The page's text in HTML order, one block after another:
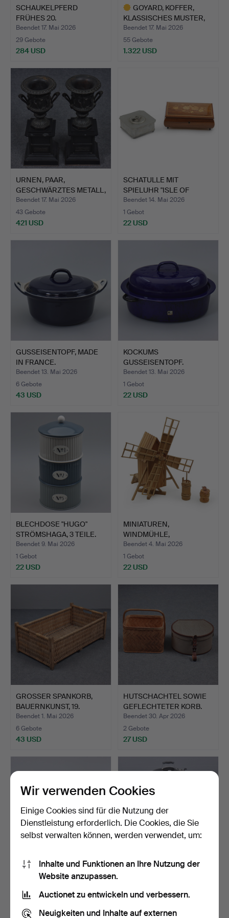
SCHAUKELPFERD
FRÜHES 20.
JAHRHUNDERT, PROV…
Beendet 17. Mai 2026
29 Gebote
284 USD
GOYARD, KOFFER,
KLASSISCHES MUSTER,
MESSIN…
Beendet 17. Mai 2026
55 Gebote
1.322 USD
URNEN, PAAR,
GESCHWÄRZTES METALL,
SOCKEL A…
Beendet 17. Mai 2026
43 Gebote
421 USD
SCHATULLE MIT
SPIELUHR "ISLE OF
CAPRI" ITA…
Beendet 14. Mai 2026
1 Gebot
22 USD
GUSSEISENTOPF, MADE
IN FRANCE.
Beendet 13. Mai 2026
6 Gebote
43 USD
KOCKUMS
GUSSEISENTOPF.
Beendet 13. Mai 2026
1 Gebot
22 USD
BLECHDOSE "HUGO"
STRÖMSHAGA, 3 TEILE.
Beendet 9. Mai 2026
1 Gebot
22 USD
MINIATUREN,
WINDMÜHLE,
BUTTERKERN UND STOP…
Beendet 4. Mai 2026
1 Gebot
22 USD
GROSSER SPANKORB,
BAUERNKUNST, 19.
JAHRHUN…
Beendet 1. Mai 2026
6 Gebote
43 USD
HUTSCHACHTEL SOWIE
GEFLECHTETER KORB.
Beendet 30. Apr 2026
2 Gebote
27 USD
SAMMLUNG KOCKUMS,
KAFFEEKANNE,
MILCHKANNE …
2 Gebote
27 USD
WEBER
53 USD
Wir verwenden Cookies
Einige Cookies sind für die Nutzung der
Dienstleistung erforderlich. Die Cookies, die Sie
selbst verwalten können, werden verwendet, um:
Inhalte und Funktionen an Ihre Nutzung der
Website anzupassen.
Auctionet zu entwickeln und verbessern.
Neuigkeiten und Inhalte auf externen